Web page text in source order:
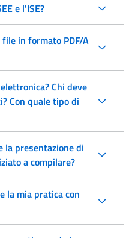
e l'ISE?
in formato PDF/A
Chi deve
Con quale tipo di
la presentazione di
a compilare?
la mia pratica con